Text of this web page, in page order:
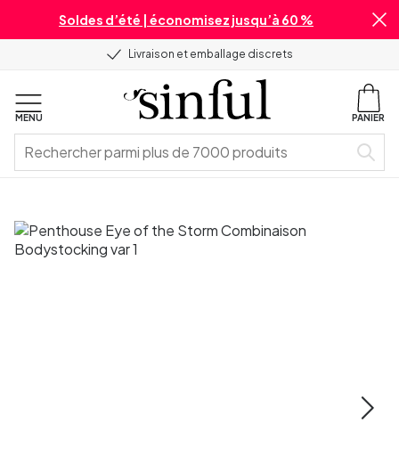
Soldes d’été | économisez jusqu’à 60 %
Livraison et emballage discrets
MENU PANIER